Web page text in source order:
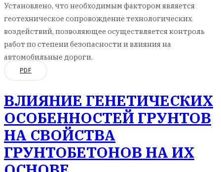
Установлено, что необходимым фактором является
геотехническое сопровождение технологических
воздействий, позволяющее осуществляется контроль
работ по степени безопасности и влияния на
автомобильные дороги.
PDF
ВЛИЯНИЕ ГЕНЕТИЧЕСКИХ
ОСОБЕННОСТЕЙ ГРУНТОВ
НА СВОЙСТВА
ГРУНТОБЕТОНОВ НА ИХ